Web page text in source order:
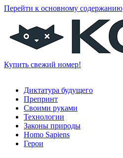
Перейти к основному содержанию
Купить свежий номер!
Диктатура будущего
Препринт
Своими руками
Технологии
Законы природы
Homo Sapiens
Герои